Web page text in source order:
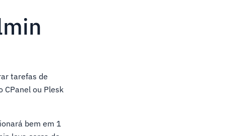
tarefas de
ou Plesk
bem em 1